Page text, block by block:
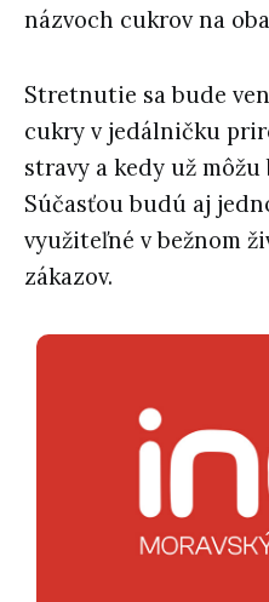
názvoch cukrov na
Stretnutie sa bude
cukry v jedálničku
stravy a kedy už
Súčasťou budú aj
využiteľné v bežnom
zákazov.